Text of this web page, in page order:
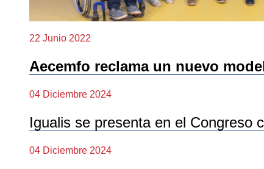
22 Junio 2022
Aecemfo reclama un nuevo
04 Diciembre 2024
Igualis se presenta en el Congreso
04 Diciembre 2024